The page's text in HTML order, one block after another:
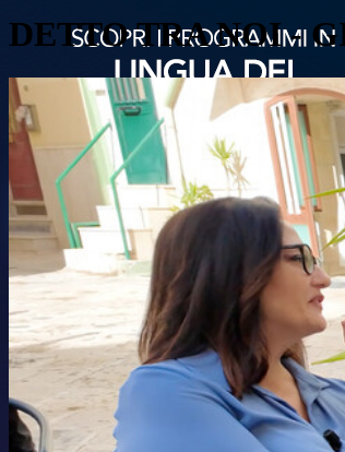
DETTO TRA NOI -